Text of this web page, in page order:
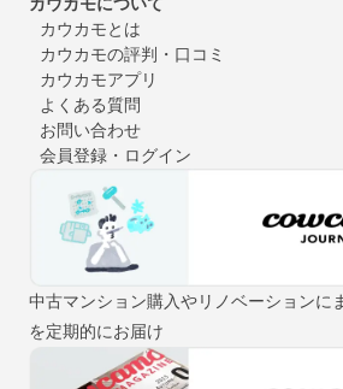
カウカモとは
カウカモの評判・口コミ
カウカモアプリ
よくある質問
お問い合わせ
会員登録・ログイン
中古マンション購入やリノベーションに
を定期的にお届け